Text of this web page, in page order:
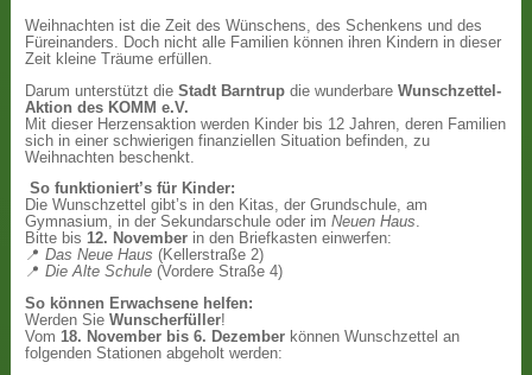
Weihnachten ist die Zeit des Wünschens, des Schenkens und des
Füreinanders. Doch nicht alle Familien können ihren Kindern in dieser
Zeit kleine Träume erfüllen.
Darum unterstützt dieStadt Barntrup die wunderbareWunschzettel-
Aktion des KOMM e.V.
Mit dieser Herzensaktion werden Kinder bis 12 Jahren, deren Familien
sich in einer schwierigen finanziellen Situation befinden, zu
Weihnachten beschenkt.
So funktioniert’s für Kinder:
Die Wunschzettel gibt’s in den Kitas, der Grundschule, am
Gymnasium, in der Sekundarschule oder imNeuen Haus.
Bitte bis12. November in den Briefkasten einwerfen:
📍Das Neue Haus (Kellerstraße 2)
📍Die Alte Schule (Vordere Straße 4)
So können Erwachsene helfen:
Werden SieWunscherfüller!
Vom 18. November bis 6. Dezember können Wunschzettel an
folgenden Stationen abgeholt werden: